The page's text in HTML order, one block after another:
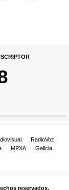
RadioVoz
MPXA
Galicia
reservados.